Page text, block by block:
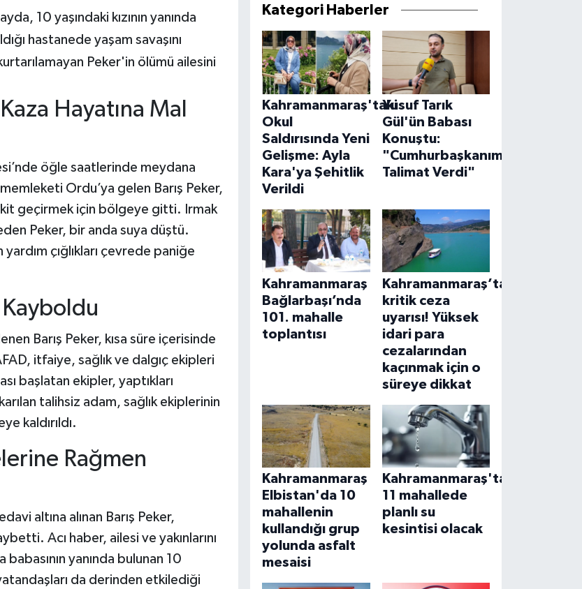
10 yaşındaki kızının yanında
hastanede yaşam savaşını
Peker'in ölümü ailesini
Hayatına Mal
öğle saatlerinde meydana
Ordu’ya gelen Barış Peker,
geçirmek için bölgeye gitti. Irmak
Peker, bir anda suya düştü.
yardım çığlıkları çevrede paniğe
Kayboldu
Barış Peker, kısa süre içerisinde
itfaiye, sağlık ve dalgıç ekipleri
başlatan ekipler, yaptıkları
talihsiz adam, sağlık ekiplerinin
kaldırıldı.
Rağmen
altına alınan Barış Peker,
Acı haber, ailesi ve yakınlarını
yanında bulunan 10
da derinden etkilediği
Kategori Haberler
Kahramanmaraş'taki
Okul
Saldırısında Yeni
Gelişme: Ayla
Kara'ya Şehitlik
Verildi
Yusuf Tarık
Gül'ün Babası
Konuştu:
"Cumhurbaşkanımız
Talimat Verdi"
Kahramanmaraş
Bağlarbaşı’nda
101. mahalle
toplantısı
Kahramanmaraş’ta
kritik ceza
uyarısı! Yüksek
idari para
cezalarından
kaçınmak için o
süreye dikkat
Kahramanmaraş
Elbistan'da 10
mahallenin
kullandığı grup
yolunda asfalt
mesaisi
Kahramanmaraş'ta
11 mahallede
planlı su
kesintisi olacak